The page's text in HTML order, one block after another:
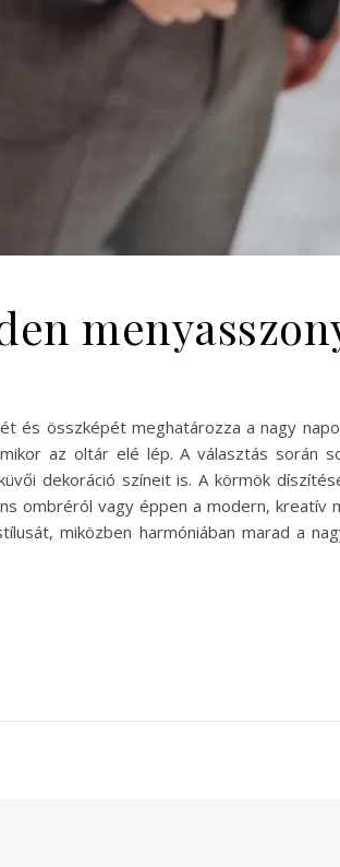
és összképét meghatározza a nagy
az oltár elé lép. A választás során
dekoráció színeit is. A körmök
ombréról vagy éppen a modern, kreatív
miközben harmóniában marad a